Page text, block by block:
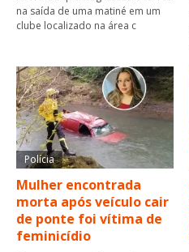
na saída de uma matiné em um
clube localizado na área c
Polícia
Mulher encontrada
morta após veículo cair
de ponte foi vítima de
feminicídio